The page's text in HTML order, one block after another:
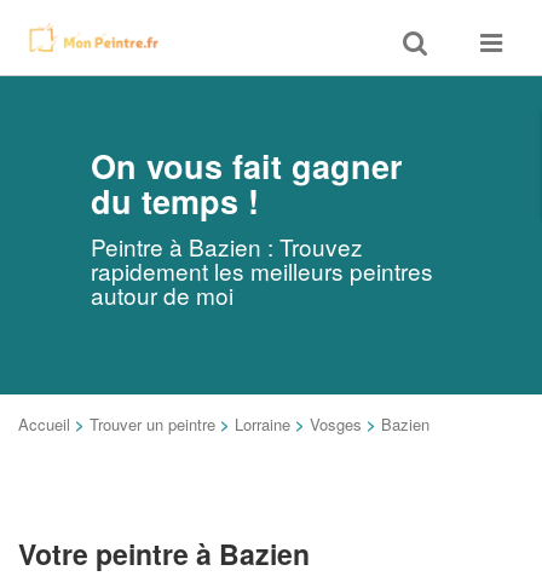
Toggle
search
Toggle
On vous fait gagner
du temps !
Peintre à Bazien : Trouvez
rapidement les meilleurs peintres
autour de moi
Accueil > Trouver un peintre > Lorraine > Vosges > Bazien
Votre peintre à Bazien